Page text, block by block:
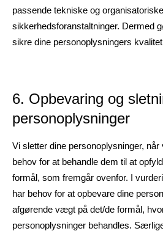
passende tekniske og organisatoriske
sikkerhedsforanstaltninger. Dermed
sikre dine personoplysningers
6. Opbevaring og
personoplysninger
Vi sletter dine personoplysninger,
behov for at behandle dem til at
formål, som fremgår ovenfor. I
har behov for at opbevare dine
afgørende vægt på det/de formål,
personoplysninger behandles.